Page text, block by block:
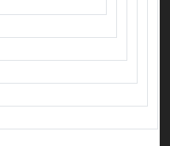
חדשות מחלקת